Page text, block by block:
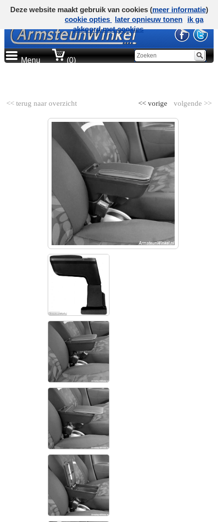
Menu (0)
<< terug naar overzicht volgende >>
<< vorige
Deze website maakt gebruik van cookies (meer informatie)
cookie opties
later opnieuw tonen
ik ga
akkoord met cookies